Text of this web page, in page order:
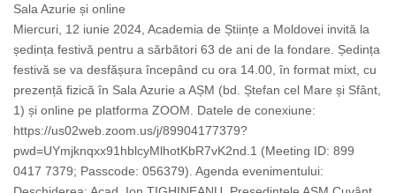
Sala Azurie și online
Miercuri, 12 iunie 2024, Academia de Științe a Moldovei invită la
ședința festivă pentru a sărbători 63 de ani de la fondare. Ședința
festivă se va desfășura începând cu ora 14.00, în format mixt, cu
prezență fizică în Sala Azurie a AȘM (bd. Ștefan cel Mare și Sfânt,
1) și online pe platforma ZOOM. Datele de conexiune:
https://us02web.zoom.us/j/89904177379?
pwd=UYmjknqxx91hblcyMlhotKbR7vK2nd.1 (Meeting ID: 899
0417 7379; Passcode: 056379). Agenda evenimentului: